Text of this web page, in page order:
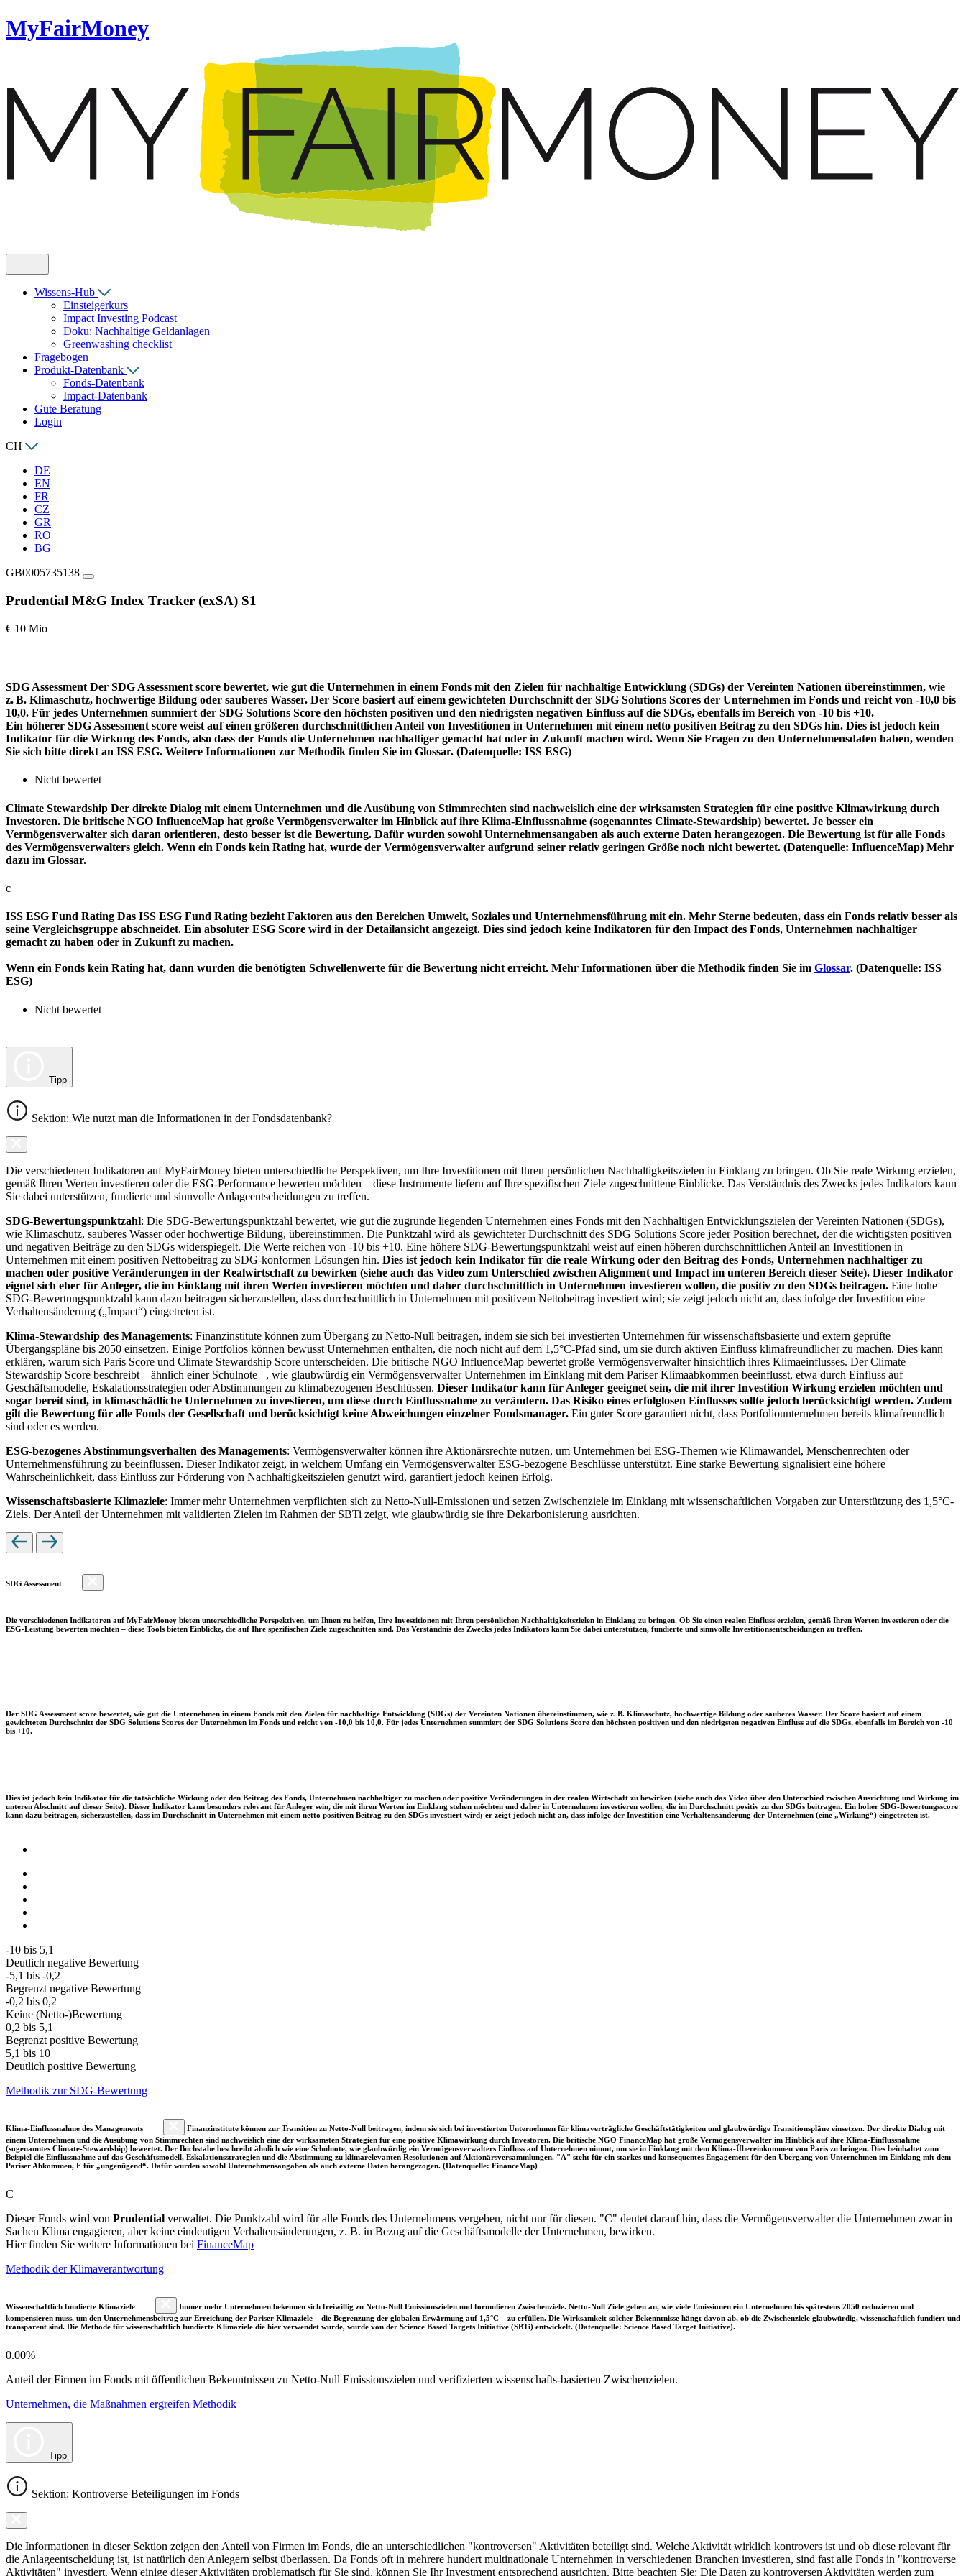
MyFairMoney
Wissens-Hub
Einsteigerkurs
Impact Investing Podcast
Doku: Nachhaltige Geldanlagen
Greenwashing checklist
Fragebogen
Produkt-Datenbank
Fonds-Datenbank
Impact-Datenbank
Gute Beratung
Login
CH
DE
EN
FR
CZ
GR
RO
BG
GB0005735138
Prudential M&G Index Tracker (exSA) S1
€ 10 Mio
SDG Assessment Der SDG Assessment score bewertet, wie gut die Unternehmen in einem Fonds mit den Zielen für nachhaltige Entwicklung (SDGs) der Vereinten Nationen übereinstimmen, wie
z. B. Klimaschutz, hochwertige Bildung oder sauberes Wasser. Der Score basiert auf einem gewichteten Durchschnitt der SDG Solutions Scores der Unternehmen im Fonds und reicht von -10,0 bis
10,0. Für jedes Unternehmen summiert der SDG Solutions Score den höchsten positiven und den niedrigsten negativen Einfluss auf die SDGs, ebenfalls im Bereich von -10 bis +10.
Ein höherer SDG Assessment score weist auf einen größeren durchschnittlichen Anteil von Investitionen in Unternehmen mit einem netto positiven Beitrag zu den SDGs hin. Dies ist jedoch kein
Indikator für die Wirkung des Fonds, also dass der Fonds die Unternehmen nachhaltiger gemacht hat oder in Zukunft machen wird. Wenn Sie Fragen zu den Unternehmensdaten haben, wenden
Sie sich bitte direkt an ISS ESG. Weitere Informationen zur Methodik finden Sie im Glossar. (Datenquelle: ISS ESG)
Nicht bewertet
Climate Stewardship Der direkte Dialog mit einem Unternehmen und die Ausübung von Stimmrechten sind nachweislich eine der wirksamsten Strategien für eine positive Klimawirkung durch
Investoren. Die britische NGO InfluenceMap hat große Vermögensverwalter im Hinblick auf ihre Klima-Einflussnahme (sogenanntes Climate-Stewardship) bewertet. Je besser ein
Vermögensverwalter sich daran orientieren, desto besser ist die Bewertung. Dafür wurden sowohl Unternehmensangaben als auch externe Daten herangezogen. Die Bewertung ist für alle Fonds
des Vermögensverwalters gleich. Wenn ein Fonds kein Rating hat, wurde der Vermögensverwalter aufgrund seiner relativ geringen Größe noch nicht bewertet. (Datenquelle: InfluenceMap) Mehr
dazu im Glossar.
c
ISS ESG Fund Rating Das ISS ESG Fund Rating bezieht Faktoren aus den Bereichen Umwelt, Soziales und Unternehmensführung mit ein. Mehr Sterne bedeuten, dass ein Fonds relativ besser als
seine Vergleichsgruppe abschneidet. Ein absoluter ESG Score wird in der Detailansicht angezeigt. Dies sind jedoch keine Indikatoren für den Impact des Fonds, Unternehmen nachhaltiger
gemacht zu haben oder in Zukunft zu machen.
Wenn ein Fonds kein Rating hat, dann wurden die benötigten Schwellenwerte für die Bewertung nicht erreicht. Mehr Informationen über die Methodik finden Sie im Glossar. (Datenquelle: ISS
ESG)
Nicht bewertet
Tipp
Sektion: Wie nutzt man die Informationen in der Fondsdatenbank?
Die verschiedenen Indikatoren auf MyFairMoney bieten unterschiedliche Perspektiven, um Ihre Investitionen mit Ihren persönlichen Nachhaltigkeitszielen in Einklang zu bringen. Ob Sie reale Wirkung erzielen,
gemäß Ihren Werten investieren oder die ESG-Performance bewerten möchten – diese Instrumente liefern auf Ihre spezifischen Ziele zugeschnittene Einblicke. Das Verständnis des Zwecks jedes Indikators kann
Sie dabei unterstützen, fundierte und sinnvolle Anlageentscheidungen zu treffen.
SDG-Bewertungspunktzahl: Die SDG-Bewertungspunktzahl bewertet, wie gut die zugrunde liegenden Unternehmen eines Fonds mit den Nachhaltigen Entwicklungszielen der Vereinten Nationen (SDGs),
wie Klimaschutz, sauberes Wasser oder hochwertige Bildung, übereinstimmen. Die Punktzahl wird als gewichteter Durchschnitt des SDG Solutions Score jeder Position berechnet, der die wichtigsten positiven
und negativen Beiträge zu den SDGs widerspiegelt. Die Werte reichen von -10 bis +10. Eine höhere SDG-Bewertungspunktzahl weist auf einen höheren durchschnittlichen Anteil an Investitionen in
Unternehmen mit einem positiven Nettobeitrag zu SDG-konformen Lösungen hin. Dies ist jedoch kein Indikator für die reale Wirkung oder den Beitrag des Fonds, Unternehmen nachhaltiger zu
machen oder positive Veränderungen in der Realwirtschaft zu bewirken (siehe auch das Video zum Unterschied zwischen Alignment und Impact im unteren Bereich dieser Seite). Dieser Indikator
eignet sich eher für Anleger, die im Einklang mit ihren Werten investieren möchten und daher durchschnittlich in Unternehmen investieren wollen, die positiv zu den SDGs beitragen. Eine hohe
SDG-Bewertungspunktzahl kann dazu beitragen sicherzustellen, dass durchschnittlich in Unternehmen mit positivem Nettobeitrag investiert wird; sie zeigt jedoch nicht an, dass infolge der Investition eine
Verhaltensänderung („Impact“) eingetreten ist.
Klima-Stewardship des Managements: Finanzinstitute können zum Übergang zu Netto-Null beitragen, indem sie sich bei investierten Unternehmen für wissenschaftsbasierte und extern geprüfte
Übergangspläne bis 2050 einsetzen. Einige Portfolios können bewusst Unternehmen enthalten, die noch nicht auf dem 1,5°C-Pfad sind, um sie durch aktiven Einfluss klimafreundlicher zu machen. Dies kann
erklären, warum sich Paris Score und Climate Stewardship Score unterscheiden. Die britische NGO InfluenceMap bewertet große Vermögensverwalter hinsichtlich ihres Klimaeinflusses. Der Climate
Stewardship Score beschreibt – ähnlich einer Schulnote –, wie glaubwürdig ein Vermögensverwalter Unternehmen im Einklang mit dem Pariser Klimaabkommen beeinflusst, etwa durch Einfluss auf
Geschäftsmodelle, Eskalationsstrategien oder Abstimmungen zu klimabezogenen Beschlüssen. Dieser Indikator kann für Anleger geeignet sein, die mit ihrer Investition Wirkung erzielen möchten und
sogar bereit sind, in klimaschädliche Unternehmen zu investieren, um diese durch Einflussnahme zu verändern. Das Risiko eines erfolglosen Einflusses sollte jedoch berücksichtigt werden. Zudem
gilt die Bewertung für alle Fonds der Gesellschaft und berücksichtigt keine Abweichungen einzelner Fondsmanager. Ein guter Score garantiert nicht, dass Portfoliounternehmen bereits klimafreundlich
sind oder es werden.
ESG-bezogenes Abstimmungsverhalten des Managements: Vermögensverwalter können ihre Aktionärsrechte nutzen, um Unternehmen bei ESG-Themen wie Klimawandel, Menschenrechten oder
Unternehmensführung zu beeinflussen. Dieser Indikator zeigt, in welchem Umfang ein Vermögensverwalter ESG-bezogene Beschlüsse unterstützt. Eine starke Bewertung signalisiert eine höhere
Wahrscheinlichkeit, dass Einfluss zur Förderung von Nachhaltigkeitszielen genutzt wird, garantiert jedoch keinen Erfolg.
Wissenschaftsbasierte Klimaziele: Immer mehr Unternehmen verpflichten sich zu Netto-Null-Emissionen und setzen Zwischenziele im Einklang mit wissenschaftlichen Vorgaben zur Unterstützung des 1,5°C-
Ziels. Der Anteil der Unternehmen mit validierten Zielen im Rahmen der SBTi zeigt, wie glaubwürdig sie ihre Dekarbonisierung ausrichten.
SDG Assessment
Die verschiedenen Indikatoren auf MyFairMoney bieten unterschiedliche Perspektiven, um Ihnen zu helfen, Ihre Investitionen mit Ihren persönlichen Nachhaltigkeitszielen in Einklang zu bringen. Ob Sie einen realen Einfluss erzielen, gemäß Ihren Werten investieren oder die
ESG-Leistung bewerten möchten – diese Tools bieten Einblicke, die auf Ihre spezifischen Ziele zugeschnitten sind. Das Verständnis des Zwecks jedes Indikators kann Sie dabei unterstützen, fundierte und sinnvolle Investitionsentscheidungen zu treffen.
Der SDG Assessment score bewertet, wie gut die Unternehmen in einem Fonds mit den Zielen für nachhaltige Entwicklung (SDGs) der Vereinten Nationen übereinstimmen, wie z. B. Klimaschutz, hochwertige Bildung oder sauberes Wasser. Der Score basiert auf einem
gewichteten Durchschnitt der SDG Solutions Scores der Unternehmen im Fonds und reicht von -10,0 bis 10,0. Für jedes Unternehmen summiert der SDG Solutions Score den höchsten positiven und den niedrigsten negativen Einfluss auf die SDGs, ebenfalls im Bereich von -10
bis +10.
Dies ist jedoch kein Indikator für die tatsächliche Wirkung oder den Beitrag des Fonds, Unternehmen nachhaltiger zu machen oder positive Veränderungen in der realen Wirtschaft zu bewirken (siehe auch das Video über den Unterschied zwischen Ausrichtung und Wirkung im
unteren Abschnitt auf dieser Seite). Dieser Indikator kann besonders relevant für Anleger sein, die mit ihren Werten im Einklang stehen möchten und daher in Unternehmen investieren wollen, die im Durchschnitt positiv zu den SDGs beitragen. Ein hoher SDG-Bewertungsscore
kann dazu beitragen, sicherzustellen, dass im Durchschnitt in Unternehmen mit einem netto positiven Beitrag zu den SDGs investiert wird; er zeigt jedoch nicht an, dass infolge der Investition eine Verhaltensänderung der Unternehmen (eine „Wirkung“) eingetreten ist.
-10 bis 5,1
Deutlich negative Bewertung
-5,1 bis -0,2
Begrenzt negative Bewertung
-0,2 bis 0,2
Keine (Netto-)Bewertung
0,2 bis 5,1
Begrenzt positive Bewertung
5,1 bis 10
Deutlich positive Bewertung
Methodik zur SDG-Bewertung
Klima-Einflussnahme des Managements
Finanzinstitute können zur Transition zu Netto-Null beitragen, indem sie sich bei investierten Unternehmen für klimaverträgliche Geschäftstätigkeiten und glaubwürdige Transitionspläne einsetzen. Der direkte Dialog mit
einem Unternehmen und die Ausübung von Stimmrechten sind nachweislich eine der wirksamsten Strategien für eine positive Klimawirkung durch Investoren. Die britische NGO FinanceMap hat große Vermögensverwalter im Hinblick auf ihre Klima-Einflussnahme
(sogenanntes Climate-Stewardship) bewertet. Der Buchstabe beschreibt ähnlich wie eine Schulnote, wie glaubwürdig ein Vermögensverwalters Einfluss auf Unternehmen nimmt, um sie in Einklang mit dem Klima-Übereinkommen von Paris zu bringen. Dies beinhaltet zum
Beispiel die Einflussnahme auf das Geschäftsmodell, Eskalationsstrategien und die Abstimmung zu klimarelevanten Resolutionen auf Aktionärsversammlungen. "A" steht für ein starkes und konsequentes Engagement für den Übergang von Unternehmen im Einklang mit dem
Pariser Abkommen, F für „ungenügend“. Dafür wurden sowohl Unternehmensangaben als auch externe Daten herangezogen. (Datenquelle: FinanceMap)
C
Dieser Fonds wird von Prudential verwaltet. Die Punktzahl wird für alle Fonds des Unternehmens vergeben, nicht nur für diesen. "C" deutet darauf hin, dass die Vermögensverwalter die Unternehmen zwar in
Sachen Klima engagieren, aber keine eindeutigen Verhaltensänderungen, z. B. in Bezug auf die Geschäftsmodelle der Unternehmen, bewirken.
Hier finden Sie weitere Informationen bei FinanceMap
Methodik der Klimaverantwortung
Wissenschaftlich fundierte Klimaziele
Immer mehr Unternehmen bekennen sich freiwillig zu Netto-Null Emissionszielen und formulieren Zwischenziele. Netto-Null Ziele geben an, wie viele Emissionen ein Unternehmen bis spätestens 2050 reduzieren und
kompensieren muss, um den Unternehmensbeitrag zur Erreichung der Pariser Klimaziele – die Begrenzung der globalen Erwärmung auf 1,5°C – zu erfüllen. Die Wirksamkeit solcher Bekenntnisse hängt davon ab, ob die Zwischenziele glaubwürdig, wissenschaftlich fundiert und
transparent sind. Die Methode für wissenschaftlich fundierte Klimaziele die hier verwendet wurde, wurde von der Science Based Targets Initiative (SBTi) entwickelt. (Datenquelle: Science Based Target Initiative).
0.00%
Anteil der Firmen im Fonds mit öffentlichen Bekenntnissen zu Netto-Null Emissionszielen und verifizierten wissenschafts-basierten Zwischenzielen.
Unternehmen, die Maßnahmen ergreifen Methodik
Tipp
Sektion: Kontroverse Beteiligungen im Fonds
Die Informationen in dieser Sektion zeigen den Anteil von Firmen im Fonds, die an unterschiedlichen "kontroversen" Aktivitäten beteiligt sind. Welche Aktivität wirklich kontrovers ist und ob diese relevant für
die Anlageentscheidung ist, ist natürlich den Anlegern selbst überlassen. Da Fonds oft in mehrere hundert multinationale Unternehmen in verschiedenen Branchen investieren, sind fast alle Fonds in "kontroverse
Aktivitäten" investiert. Wenn einige dieser Aktivitäten problematisch für Sie sind, können Sie Ihr Investment entsprechend ausrichten. Bitte beachten Sie: Die Daten zu kontroversen Aktivitäten werden zum